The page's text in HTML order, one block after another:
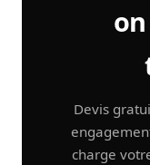
Devis
charge